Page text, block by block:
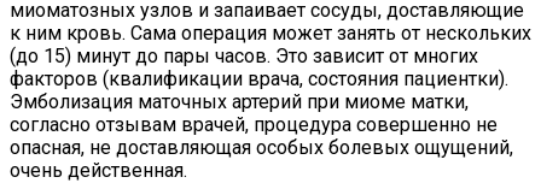
миоматозных узлов и запаивает сосуды, доставляющие
к ним кровь. Сама операция может занять от нескольких
(до 15) минут до пары часов. Это зависит от многих
факторов (квалификации врача, состояния пациентки).
Эмболизация маточных артерий при миоме матки,
согласно отзывам врачей, процедура совершенно не
опасная, не доставляющая особых болевых ощущений,
очень действенная.